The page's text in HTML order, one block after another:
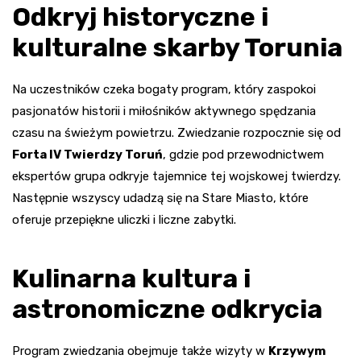
Odkryj historyczne i
kulturalne skarby Torunia
Na uczestników czeka bogaty program, który zaspokoi
pasjonatów historii i miłośników aktywnego spędzania
czasu na świeżym powietrzu. Zwiedzanie rozpocznie się od
Forta IV Twierdzy Toruń, gdzie pod przewodnictwem
ekspertów grupa odkryje tajemnice tej wojskowej twierdzy.
Następnie wszyscy udadzą się na Stare Miasto, które
oferuje przepiękne uliczki i liczne zabytki.
Kulinarna kultura i
astronomiczne odkrycia
Program zwiedzania obejmuje także wizyty w Krzywym